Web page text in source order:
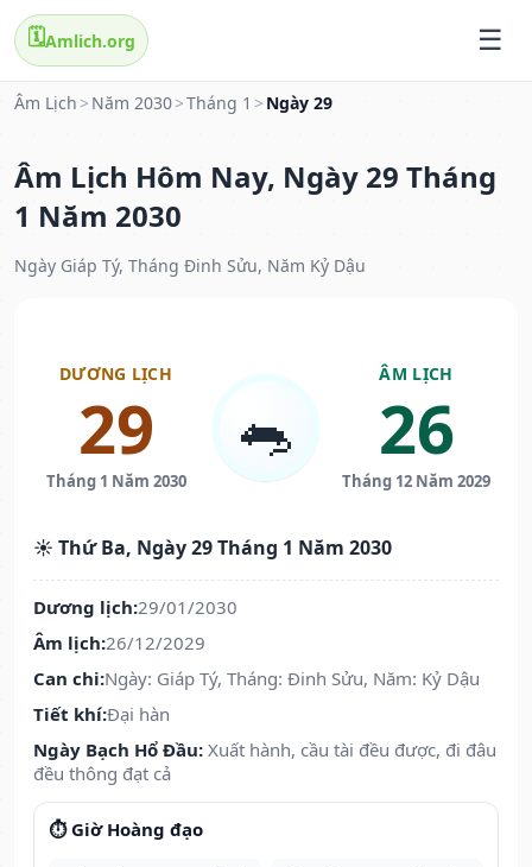
🗓️Amlich.org
Âm Lịch > Năm 2030>Tháng 1 > Ngày 29
Âm Lịch Hôm Nay, Ngày 29 Tháng
1 Năm 2030
Ngày Giáp Tý, Tháng Đinh Sửu, Năm Kỷ Dậu
DƯƠNG LỊCH
29
Tháng 1 Năm 2030
🐀
ÂM LỊCH
26
Tháng 12 Năm 2029
☀️ Thứ Ba, Ngày 29 Tháng 1 Năm 2030
Dương lịch:29/01/2030
Âm lịch:26/12/2029
Can chi:Ngày: Giáp Tý, Tháng: Đinh Sửu, Năm: Kỷ Dậu
Tiết khí:Đại hàn
Ngày Bạch Hổ Đầu: Xuất hành, cầu tài đều được, đi đâu
đều thông đạt cả
⏱️ Giờ Hoàng đạo